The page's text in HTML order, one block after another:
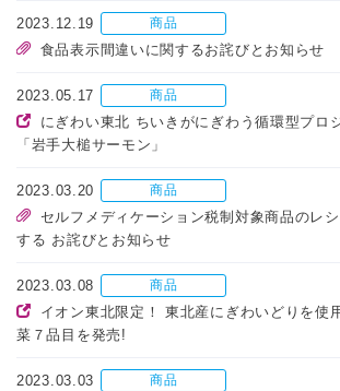
2023.12.19 商品
食品表示間違いに関するお詫びとお知らせ
2023.05.17 商品
にぎわい東北 ちいきがにぎわう循環型プロ
「岩手大槌サーモン」
2023.03.20 商品
セルフメディケーション税制対象商品のレ
する お詫びとお知らせ
2023.03.08 商品
イオン東北限定！ 東北産にぎわいどりを使
菜７品目を発売!
2023.03.03 商品